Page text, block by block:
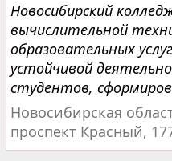
Новосибирский
вычислительной
образовательных
устойчивой
студентов,
Новосибирская
проспект Красный,